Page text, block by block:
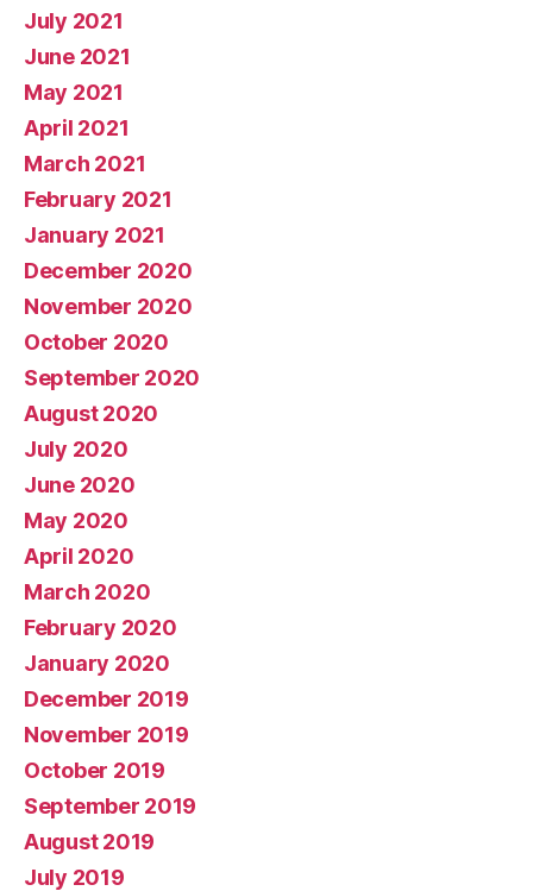
July 2021
June 2021
May 2021
April 2021
March 2021
February 2021
January 2021
December 2020
November 2020
October 2020
September 2020
August 2020
July 2020
June 2020
May 2020
April 2020
March 2020
February 2020
January 2020
December 2019
November 2019
October 2019
September 2019
August 2019
July 2019